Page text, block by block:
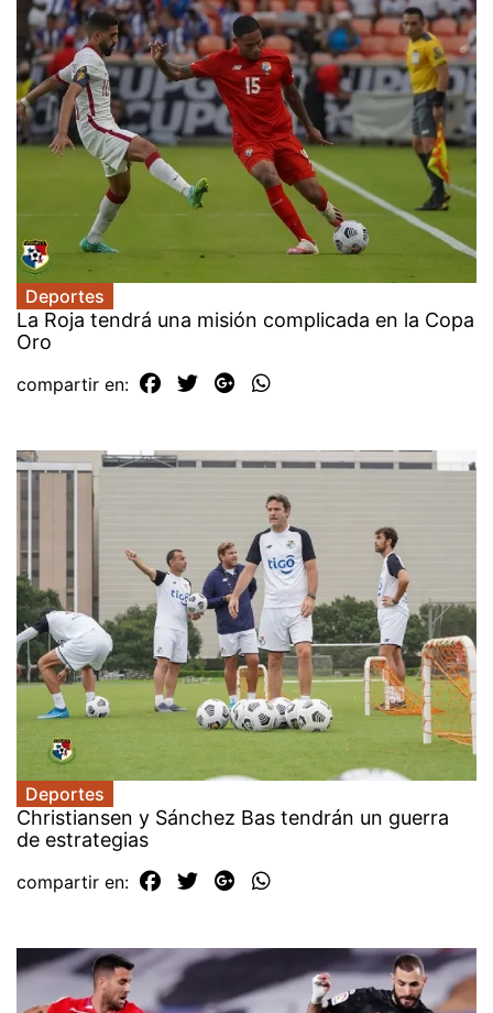
Deportes
La Roja tendrá una misión complicada en la Copa
Oro
compartir en:
Deportes
Christiansen y Sánchez Bas tendrán un guerra
de estrategias
compartir en: